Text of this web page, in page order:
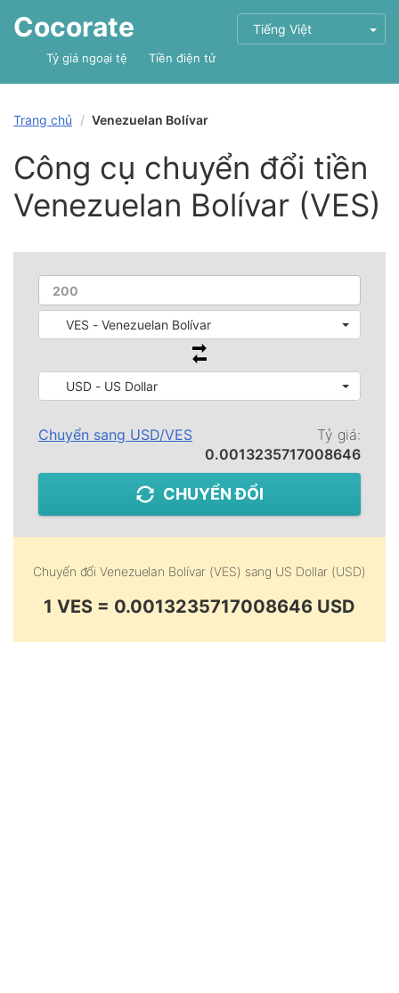
Cocorate Tiếng Việt
Tỷ giá ngoại tệ Tiền điện tử
Trang chủ Venezuelan Bolívar
Công cụ chuyển đổi tiền
Venezuelan Bolívar (VES)
VES - Venezuelan Bolívar
USD - US Dollar
Chuyển sang USD/VES
Tỷ giá:
0.0013235717008646
CHUYỂN ĐỔI
Chuyển đổiVenezuelan Bolívar (VES) sang US Dollar (USD)
1 VES = 0.0013235717008646 USD